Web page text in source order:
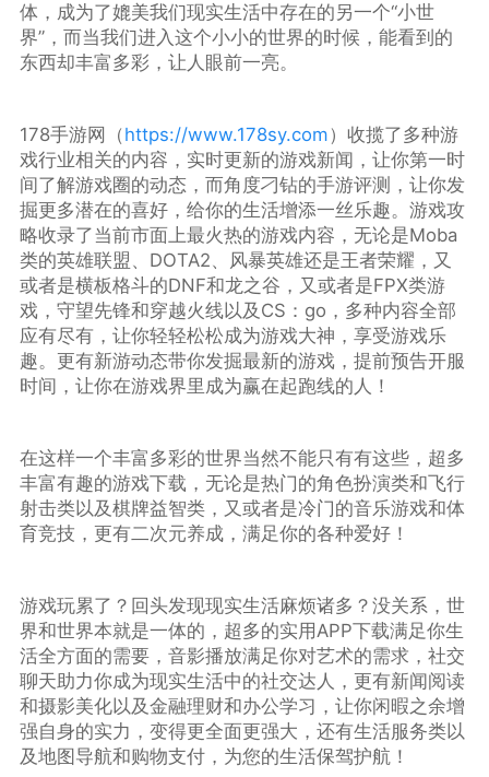
体，成为了媲美我们现实生活中存在的另一个“小世
界”，而当我们进入这个小小的世界的时候，能看到的
东西却丰富多彩，让人眼前一亮。
178手游网（https://www.178sy.com ）收揽了多种游
戏行业相关的内容，实时更新的游戏新闻，让你第一时
间了解游戏圈的动态，而角度刁钻的手游评测，让你发
掘更多潜在的喜好，给你的生活增添一丝乐趣。游戏攻
略收录了当前市面上最火热的游戏内容，无论是Moba
类的英雄联盟、DOTA2、风暴英雄还是王者荣耀，又
或者是横板格斗的DNF和龙之谷，又或者是FPX类游
戏，守望先锋和穿越火线以及CS：go，多种内容全部
应有尽有，让你轻轻松松成为游戏大神，享受游戏乐
趣。更有新游动态带你发掘最新的游戏，提前预告开服
时间，让你在游戏界里成为赢在起跑线的人！
在这样一个丰富多彩的世界当然不能只有有这些，超多
丰富有趣的游戏下载，无论是热门的角色扮演类和飞行
射击类以及棋牌益智类，又或者是冷门的音乐游戏和体
育竞技，更有二次元养成，满足你的各种爱好！
游戏玩累了？回头发现现实生活麻烦诸多？没关系，世
界和世界本就是一体的，超多的实用APP下载满足你生
活全方面的需要，音影播放满足你对艺术的需求，社交
聊天助力你成为现实生活中的社交达人，更有新闻阅读
和摄影美化以及金融理财和办公学习，让你闲暇之余增
强自身的实力，变得更全面更强大，还有生活服务类以
及地图导航和购物支付，为您的生活保驾护航！